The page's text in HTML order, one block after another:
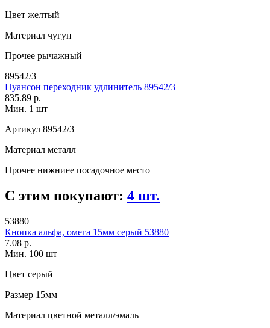
Цвет желтый
Материал чугун
Прочее рычажный
89542/3
Пуансон переходник удлинитель 89542/3
835.89 р.
Мин. 1 шт
Артикул 89542/3
Материал металл
Прочее нижниее посадочное место
С этим покупают: 4 шт.
53880
Кнопка альфа, омега 15мм серый 53880
7.08 р.
Мин. 100 шт
Цвет серый
Размер 15мм
Материал цветной металл/эмаль